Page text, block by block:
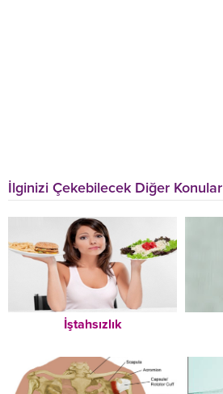
İlginizi Çekebilecek Diğer Konular
İştahsızlık